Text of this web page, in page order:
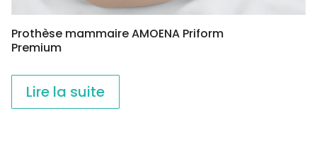
Prothèse mammaire AMOENA Priform
Premium
Lire la suite